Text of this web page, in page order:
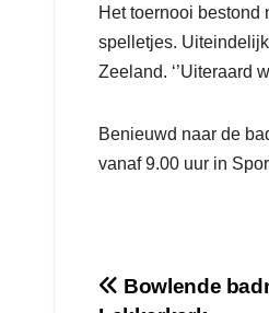
Het toernooi bestond
spelletjes.
Zeeland. ‘’Uiteraard
Benieuwd naar de
vanaf 9.00 uur in
Bericht
Bowlende